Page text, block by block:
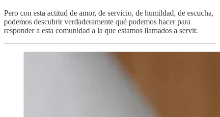
Pero con esta actitud de amor, de servicio, de humildad, de escucha,
podemos descubrir verdaderamente qué podemos hacer para
responder a esta comunidad a la que estamos llamados a servir.